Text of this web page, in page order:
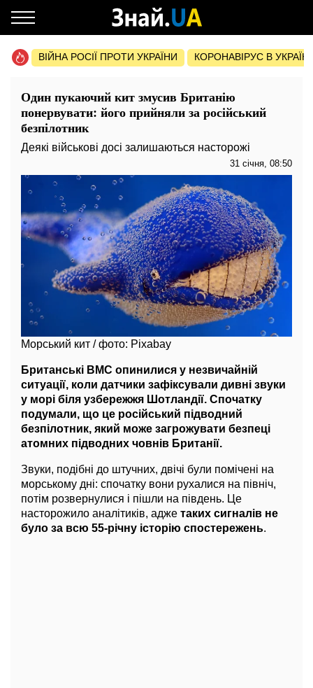
ВІЙНА РОСІЇ ПРОТИ УКРАЇНИ КОРОНАВІРУС В УКРАЇНІ
Один пукаючий кит змусив Британію
понервувати: його прийняли за російський
безпілотник
Деякі військові досі залишаються насторожі
31 січня, 08:50
Морський кит / фото: Pixabay
Британські ВМС опинилися у незвичайній
ситуації, коли датчики зафіксували дивні звуки
у морі біля узбережжя Шотландії. Спочатку
подумали, що це російський підводний
безпілотник, який може загрожувати безпеці
атомних підводних човнів Британії.
Звуки, подібні до штучних, двічі були помічені на
морському дні: спочатку вони рухалися на північ,
потім розвернулися і пішли на південь. Це
насторожило аналітиків, адже таких сигналів не
було за всю 55-річну історію спостережень.